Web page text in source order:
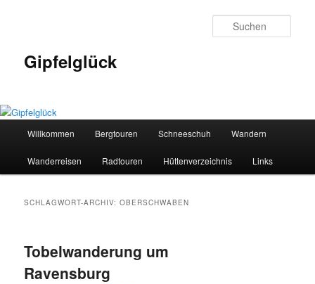
Gipfelglück
Willkommen Bergtouren Schneeschuh Wandern
Wanderreisen Radtouren Hüttenverzeichnis Links
SCHLAGWORT-ARCHIV:OBERSCHWABEN
Tobelwanderung um
Ravensburg